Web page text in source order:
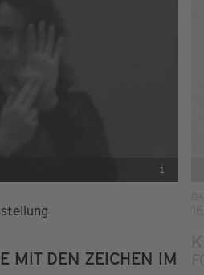
i
MIT DEN ZEICHEN IM